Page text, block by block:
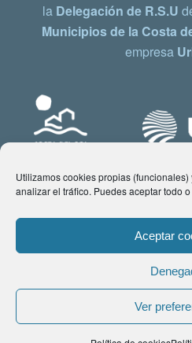
Utilizamos cookies propias
analizar el tráfico. Puedes aceptar todo
Aceptar
Ver
la Delegación de R.S.U
Municipios de la Costa
empresa
© Copyright 2021
Aviso legal|Política de privacidad|